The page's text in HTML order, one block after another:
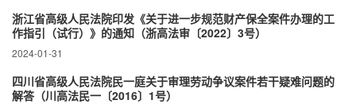
浙江省高级人民法院印发《关于进一步规范财产保全案件办理的工
作指引（试行）》的通知（浙高法审〔2022〕3号）
2024-01-31
四川省高级人民法院民一庭关于审理劳动争议案件若干疑难问题的
解答（川高法民一〔2016〕1号）